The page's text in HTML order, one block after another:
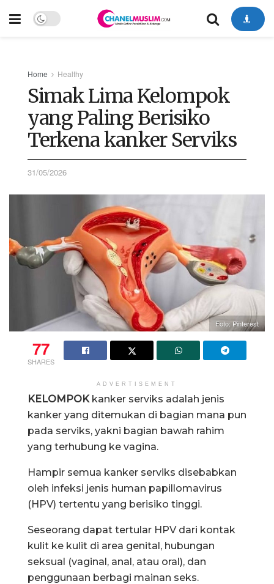
Home Healthy
Simak Lima Kelompok
yang Paling Berisiko
Terkena kanker Serviks
31/05/2026
Foto: Pinterest
77
SHARES
ADVERTISEMENT
KELOMPOKkanker serviks adalah jenis
kanker yang ditemukan di bagian mana pun
pada serviks, yakni bagian bawah rahim
yang terhubung ke vagina.
Hampir semua kanker serviks disebabkan
oleh infeksi jenis human papillomavirus
(HPV) tertentu yang berisiko tinggi.
Seseorang dapat tertular HPV dari kontak
kulit ke kulit di area genital, hubungan
seksual (vaginal, anal, atau oral), dan
penggunaan berbagi mainan seks.